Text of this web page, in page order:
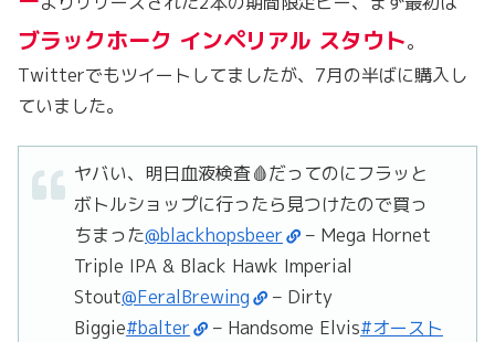
ブラックホーク インペリアル スタウト。
Twitterでもツイートしてましたが、7月の半ばに購入し
ていました。
ヤバい、明日血液検査🩸だってのにフラッと
ボトルショップに行ったら見つけたので買っ
ちまった@blackhopsbeer
– Mega Hornet
Triple IPA & Black Hawk Imperial
Stout@FeralBrewing
– Dirty
Biggie#balter – Handsome Elvis#オースト